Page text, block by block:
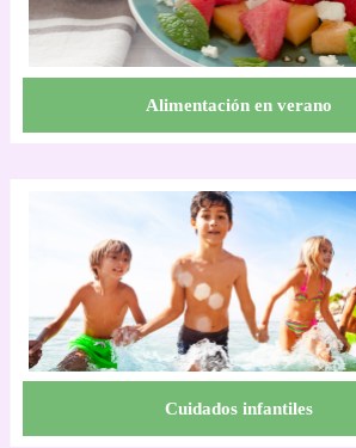
Alimentación en verano
Cuidados infantiles